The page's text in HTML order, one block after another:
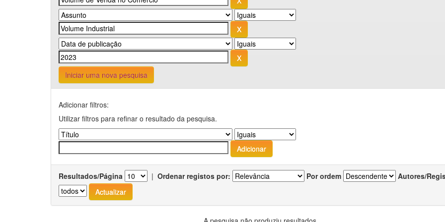
Iniciar uma nova pesquisa
Adicionar filtros:
Utilizar filtros para refinar o resultado da pesquisa.
Resultados/Página | Ordenar registos por: Por ordem Autores/